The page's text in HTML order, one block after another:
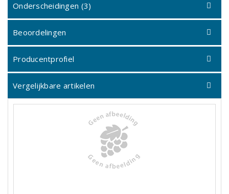
Onderscheidingen (3)
Beoordelingen
Producentprofiel
Vergelijkbare artikelen